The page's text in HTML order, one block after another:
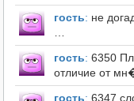
гость: не
…
гость: 6350
отличие от
гость: 6347